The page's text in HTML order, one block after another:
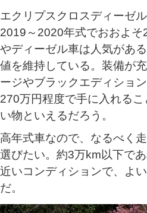
エクリプスクロスディーゼ
2019～2020年式でおおよ
やディーゼル車は人気があ
値を維持している。装備が
ージやブラックエディショ
270万円程度で手に入れる
い物といえるだろう。
高年式車なので、なるべく
選びたい。約3万km以下で
近いコンディションで、よ
だ。